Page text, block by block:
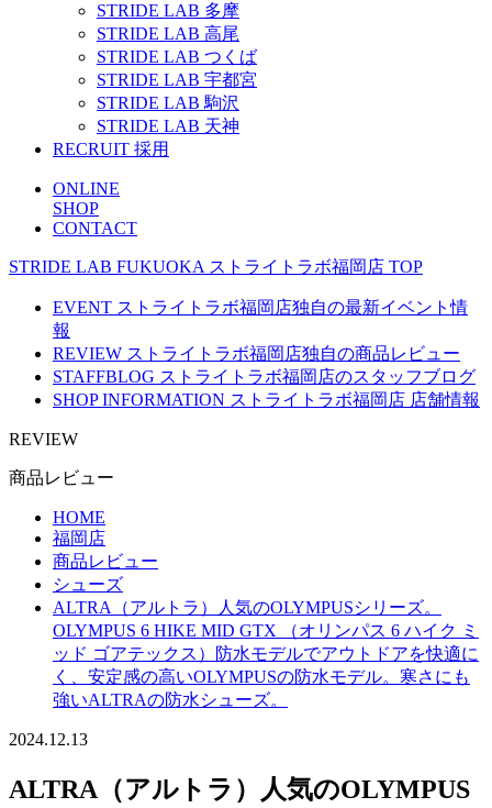
STRIDE LAB 多摩
STRIDE LAB 高尾
STRIDE LAB つくば
STRIDE LAB 宇都宮
STRIDE LAB 駒沢
STRIDE LAB 天神
RECRUIT 採用
ONLINE
SHOP
CONTACT
STRIDE LAB FUKUOKA ストライトラボ福岡店 TOP
EVENT ストライトラボ福岡店独自の最新イベント情
報
REVIEW ストライトラボ福岡店独自の商品レビュー
STAFFBLOG ストライトラボ福岡店のスタッフブログ
SHOP INFORMATION ストライトラボ福岡店 店舗情報
REVIEW
商品レビュー
HOME
福岡店
商品レビュー
シューズ
ALTRA（アルトラ）人気のOLYMPUSシリーズ。
OLYMPUS 6 HIKE MID GTX （オリンパス 6 ハイク ミ
ッド ゴアテックス）防水モデルでアウトドアを快適に
く、安定感の高いOLYMPUSの防水モデル。寒さにも
強いALTRAの防水シューズ。
2024.12.13
ALTRA（アルトラ）人気のOLYMPUS